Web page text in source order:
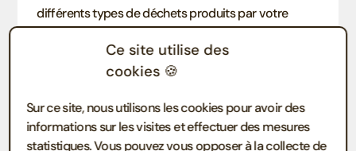
Ce site utilise des
cookies 🍪
Sur ce site, nous utilisons les cookies pour avoir des
informations sur les visites et effectuer des mesures
statistiques. Vous pouvez vous opposer à la collecte de
différents types de déchets produits par votre
Cela vous permettra de déterminer
les plus adaptées.
Installez des poubelles de tri sélectif à différents
points stratégiques de votre établissement :
Cuisine : bacs pour les biodéchets, les déchets